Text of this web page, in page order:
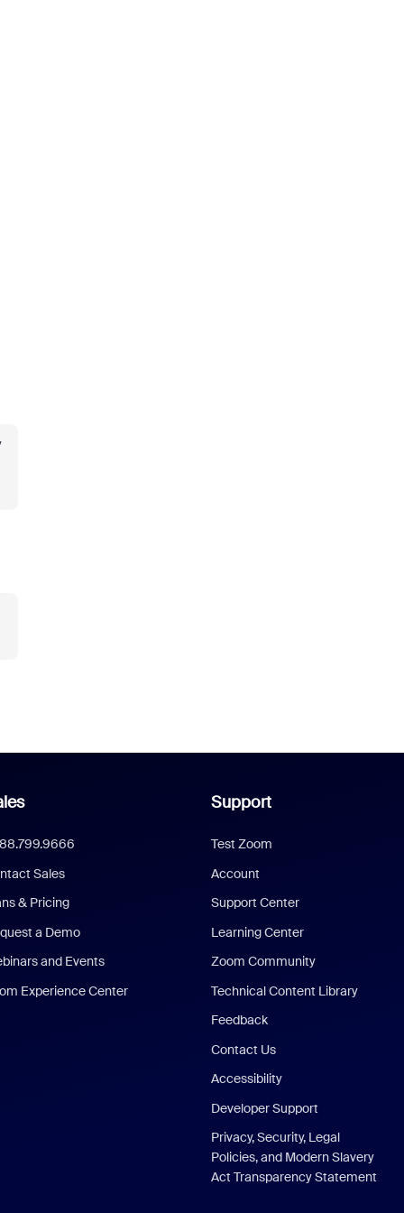
Sales
& Pricing
a Demo
and Events
Experience Center
Support
Test Zoom
Account
Support Center
Learning Center
Zoom Community
Technical Content Library
Feedback
Contact Us
Accessibility
Developer Support
Privacy, Security, Legal
Policies, and Modern Slavery
Act Transparency Statement